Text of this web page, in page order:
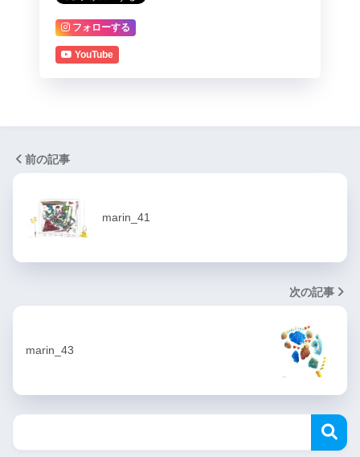
フォローする
YouTube
前の記事
marin_41
次の記事
marin_43